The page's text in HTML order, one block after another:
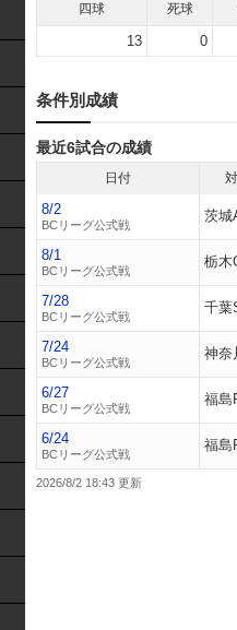
四球 死球
13 0
条件別成績
最近6試合の成績
日付
8/2
BCリーグ公式戦
茨城
8/1
BCリーグ公式戦
栃木
7/28
BCリーグ公式戦
千葉
7/24
BCリーグ公式戦
神奈
6/27
BCリーグ公式戦
福島
6/24
BCリーグ公式戦
福島
2026/8/2 18:43